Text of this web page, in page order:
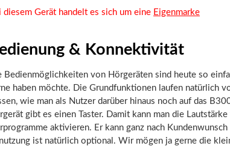
diesem Gerät handelt es sich um eine Eigenmarke
& Konnektivität
Bedienmöglichkeiten von Hörgeräten sind heute so
haben möchte. Die Grundfunktionen laufen natürlich
wie man als Nutzer darüber hinaus noch auf das
gibt es einen Taster. Damit kann man die
aktivieren. Er kann ganz nach
ist natürlich optional. Wir mögen ja gerne die